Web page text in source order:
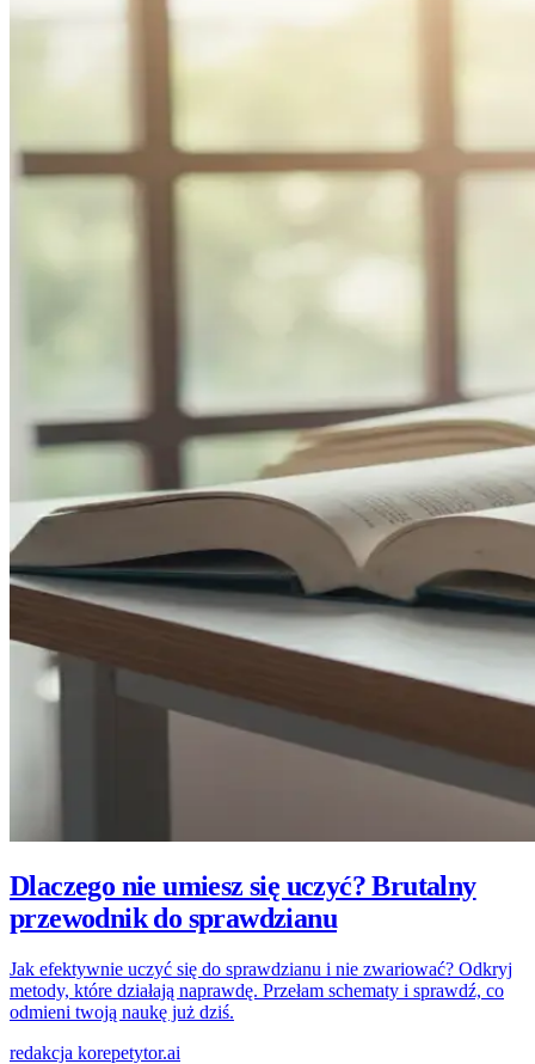
Dlaczego nie umiesz się uczyć? Brutalny
przewodnik do sprawdzianu
Jak efektywnie uczyć się do sprawdzianu i nie zwariować? Odkryj
metody, które działają naprawdę. Przełam schematy i sprawdź, co
odmieni twoją naukę już dziś.
redakcja korepetytor.ai